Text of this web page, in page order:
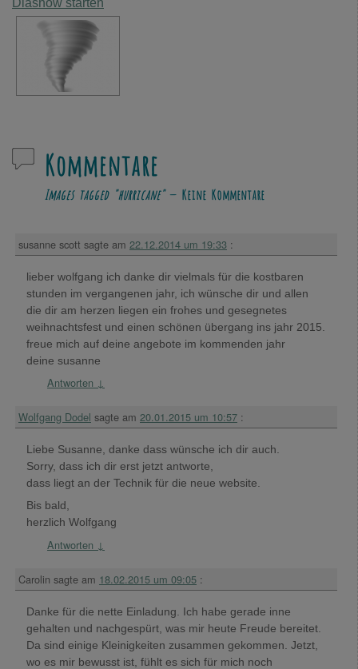
Diashow starten
Kommentare
Images tagged "hurricane"— Keine Kommentare
susanne scott sagte am 22.12.2014 um 19:33 :
lieber wolfgang ich danke dir vielmals für die kostbaren
stunden im vergangenen jahr, ich wünsche dir und allen
die dir am herzen liegen ein frohes und gesegnetes
weihnachtsfest und einen schönen übergang ins jahr 2015.
freue mich auf deine angebote im kommenden jahr
deine susanne
Antworten ↓
Wolfgang Dodel sagte am 20.01.2015 um 10:57 :
Liebe Susanne, danke dass wünsche ich dir auch.
Sorry, dass ich dir erst jetzt antworte,
dass liegt an der Technik für die neue website.
Bis bald,
herzlich Wolfgang
Antworten ↓
Carolin sagte am 18.02.2015 um 09:05 :
Danke für die nette Einladung. Ich habe gerade inne
gehalten und nachgespürt, was mir heute Freude bereitet.
Da sind einige Kleinigkeiten zusammen gekommen. Jetzt,
wo es mir bewusst ist, fühlt es sich für mich noch